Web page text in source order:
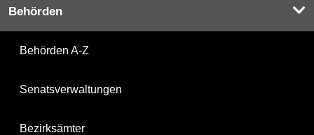
Behörden
Behörden A-Z
Senatsverwaltungen
Bezirksämter